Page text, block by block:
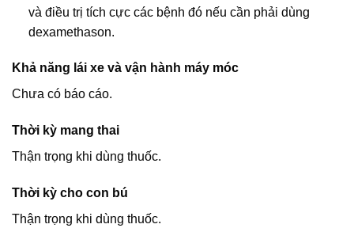
và điều trị tích cực các bệnh đó nếu cần phải dùng
dexamethason.
Khả năng lái xe và vận hành máy móc
Chưa có báo cáo.
Thời kỳ mang thai
Thận trọng khi dùng thuốc.
Thời kỳ cho con bú
Thận trọng khi dùng thuốc.